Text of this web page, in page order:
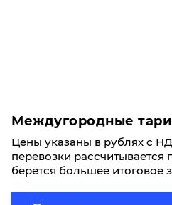
Междугородные
Цены указаны в рублях с
перевозки рассчитывается
берётся большее итоговое